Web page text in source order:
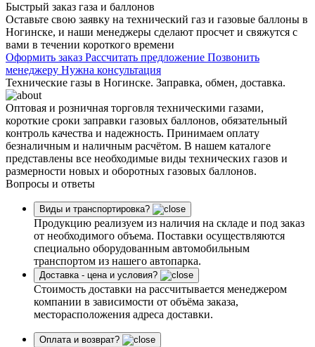
Быстрый заказ газа и баллонов
Оставьте свою заявку на технический газ и газовые баллоны в
Ногинске, и наши менеджеры сделают просчет и свяжутся с
вами в течении короткого времени
Оформить заказ Рассчитать предложение Позвонить
менеджеру Нужна консультация
Технические газы в Ногинске. Заправка, обмен, доставка.
Оптовая и розничная торговля техническими газами,
короткие сроки заправки газовых баллонов, обязательный
контроль качества и надежность. Принимаем оплату
безналичным и наличным расчётом. В нашем каталоге
представлены все необходимые виды технических газов и
размерности новых и оборотных газовых баллонов.
Вопросы и ответы
Виды и транспортировка?
Продукцию реализуем из наличия на складе и под заказ
от необходимого объема. Поставки осуществляются
специально оборудованным автомобильным
транспортом из нашего автопарка.
Доставка - цена и условия?
Стоимость доставки на рассчитывается менеджером
компании в зависимости от объёма заказа,
месторасположения адреса доставки.
Оплата и возврат?